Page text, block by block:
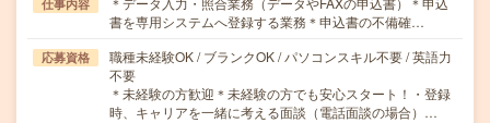
仕事内容
書を専用システムへ登録する業務＊申込書の不備確…
応募資格
職種未経験OK / ブランクOK / パソコンスキル不要 / 英語力
不要
＊未経験の方歓迎＊未経験の方でも安心スタート！・登録
時、キャリアを一緒に考える面談（電話面談の場合）…